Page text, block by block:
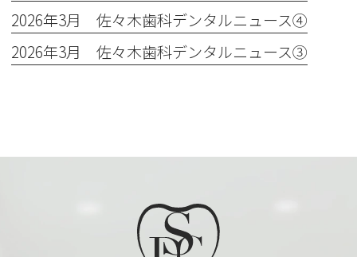
2026年3月 佐々木歯科デンタルニュース④
2026年3月 佐々木歯科デンタルニュース③